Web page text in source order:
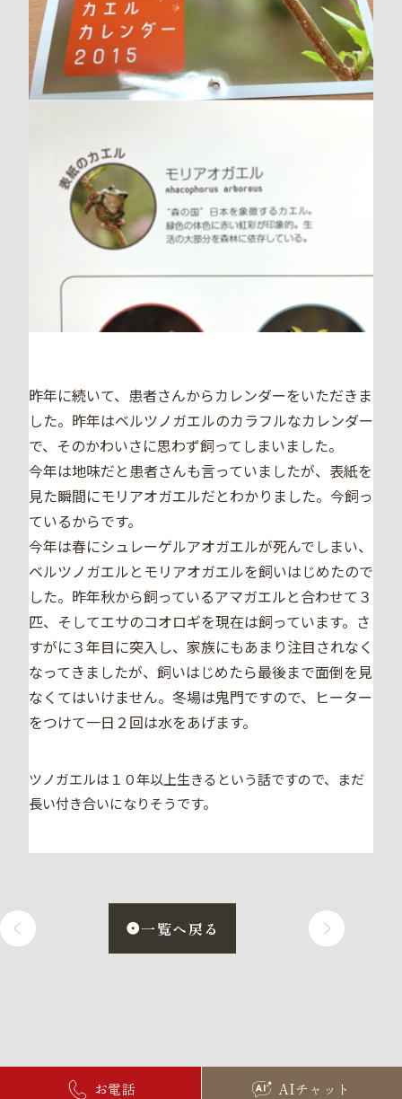
昨年に続いて、患者さんからカレンダーをいただきま
した。昨年はベルツノガエルのカラフルなカレンダー
で、そのかわいさに思わず飼ってしまいました。
今年は地味だと患者さんも言っていましたが、表紙を
見た瞬間にモリアオガエルだとわかりました。今飼っ
ているからです。
今年は春にシュレーゲルアオガエルが死んでしまい、
ベルツノガエルとモリアオガエルを飼いはじめたので
した。昨年秋から飼っているアマガエルと合わせて３
匹、そしてエサのコオロギを現在は飼っています。さ
すがに３年目に突入し、家族にもあまり注目されなく
なってきましたが、飼いはじめたら最後まで面倒を見
なくてはいけません。冬場は鬼門ですので、ヒーター
をつけて一日２回は水をあげます。
ツノガエルは１０年以上生きるという話ですので、まだ
長い付き合いになりそうです。
一覧へ戻る
お電話 AIチャット